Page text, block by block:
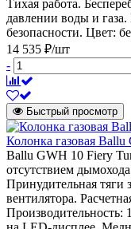
Тихая работа.
давлении воды и
безопасности. Цвет:
14 535 ₽/шт
-
Быстрый просмотр
Колонка газовая
Ballu GWH 10 Fiery
отсутствием
Принудительная тяги
вентилятора.